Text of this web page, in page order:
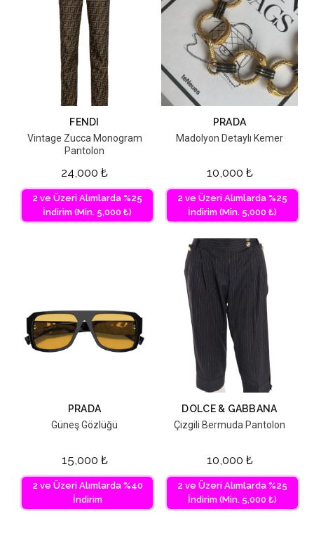
FENDI
Vintage Zucca Monogram
Pantolon
24,000 ₺
2 ve Üzeri Alımlarda %25
İndirim (Min. 5,000 ₺)
PRADA
Madolyon Detaylı Kemer
10,000 ₺
2 ve Üzeri Alımlarda %25
İndirim (Min. 5,000 ₺)
PRADA
Güneş Gözlüğü
15,000 ₺
2 ve Üzeri Alımlarda %40
İndirim
DOLCE & GABBANA
Çizgili Bermuda Pantolon
10,000 ₺
2 ve Üzeri Alımlarda %25
İndirim (Min. 5,000 ₺)